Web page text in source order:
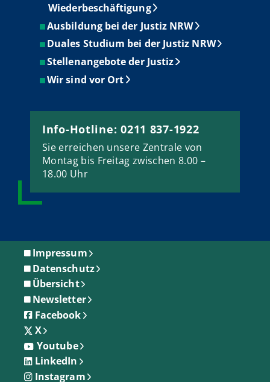
Wiederbeschäftigung
Ausbildung bei der Justiz NRW
Duales Studium bei der Justiz NRW
Stellenangebote der Justiz
Wir sind vor Ort
Info-Hotline: 0211 837-1922
Sie erreichen unsere Zentrale von
Montag bis Freitag zwischen 8.00 –
18.00 Uhr
Impressum
Datenschutz
Übersicht
Newsletter
Facebook
X
Youtube
LinkedIn
Instagram